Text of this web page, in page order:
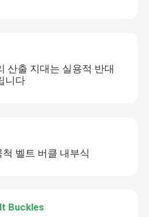
산출 지대는 실용적 반대
니다
벨트 버클 내부식
Buckles